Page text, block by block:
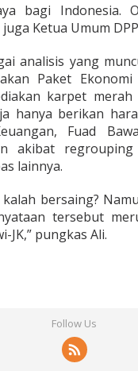
bagi Indonesia.
Ketua Umum
analisis yang
Paket
karpet
hanya berikan
Fuad
akibat
lainnya.
bersaing?
tersebut
JK,” pungkas Ali.
Follow Us